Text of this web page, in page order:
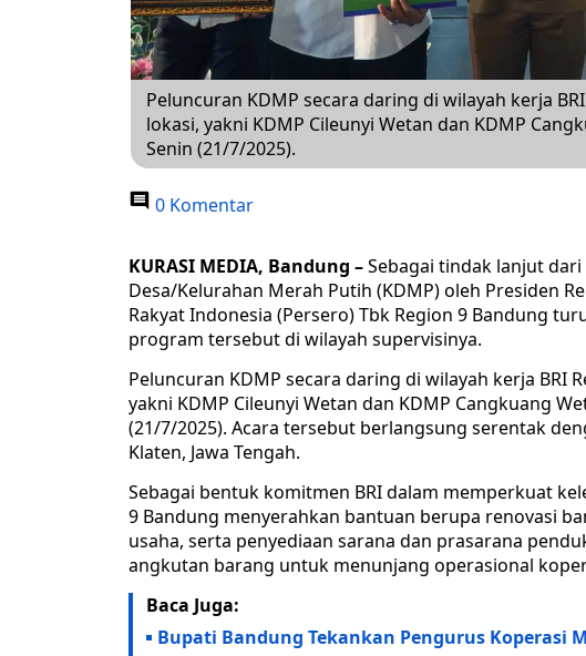
Peluncuran KDMP secara daring di wilayah kerja
lokasi, yakni KDMP Cileunyi Wetan dan KDMP
Senin (21/7/2025).
0 Komentar
KURASI MEDIA, Bandung –Sebagai tindak lanjut
Desa/Kelurahan Merah Putih (KDMP) oleh Presiden
Rakyat Indonesia (Persero) Tbk Region 9 Bandung
program tersebut di wilayah supervisinya.
Peluncuran KDMP secara daring di wilayah kerja BRI
yakni KDMP Cileunyi Wetan dan KDMP Cangkuang
(21/7/2025). Acara tersebut berlangsung serentak
Klaten, Jawa Tengah.
Sebagai bentuk komitmen BRI dalam memperkuat
9 Bandung menyerahkan bantuan berupa renovasi
usaha, serta penyediaan sarana dan prasarana
angkutan barang untuk menunjang operasional
Baca Juga:
Bupati Bandung Tekankan Pengurus Koperasi